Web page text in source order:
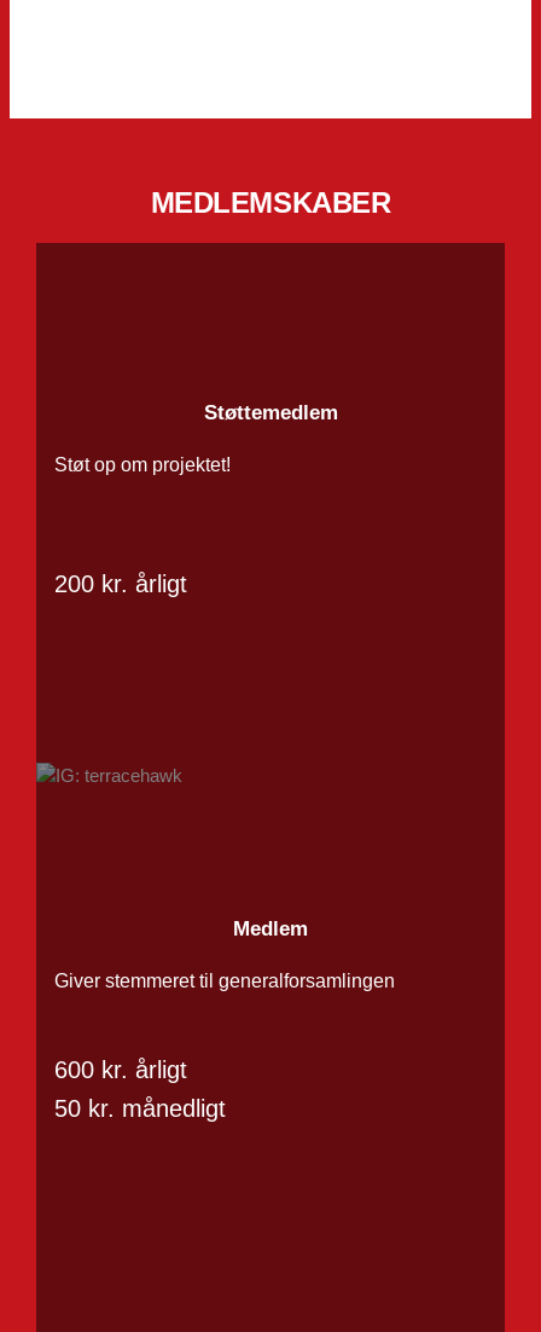
MEDLEMSKABER
Støttemedlem
Støt op om projektet!
200 kr. årligt
Medlem
Giver stemmeret til generalforsamlingen
600 kr. årligt
50 kr. månedligt